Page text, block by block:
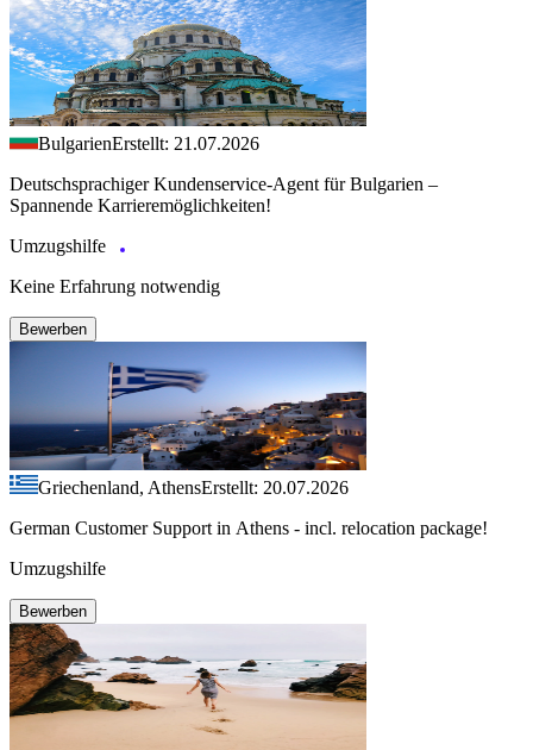
BulgarienErstellt: 21.07.2026
Deutschsprachiger Kundenservice-Agent für Bulgarien –
Spannende Karrieremöglichkeiten!
Umzugshilfe
Keine Erfahrung notwendig
Bewerben
Griechenland, AthensErstellt: 20.07.2026
German Customer Support in Athens - incl. relocation package!
Umzugshilfe
Bewerben